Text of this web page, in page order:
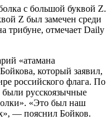
с большой буквой Z.
Z был замечен среди
трибуне, отмечает Daily
«атамана
который заявил,
российского флага. По
были русскоязычные
«Это был наш
— пояснил Бойков.